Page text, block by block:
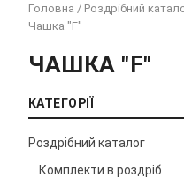
Головна / Роздрібний
Чашка "F"
ЧАШКА "F"
КАТЕГОРІЇ
Роздрібний каталог
Комплекти в роздріб